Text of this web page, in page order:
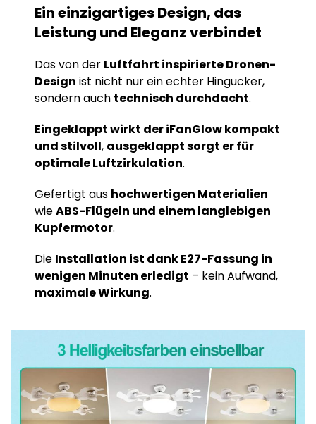
Ein einzigartiges Design, das
Leistung und Eleganz verbindet
Das von der Luftfahrt inspirierte Dronen-
Design ist nicht nur ein echter Hingucker,
sondern auch technisch durchdacht.
Eingeklappt wirkt der iFanGlow kompakt
und stilvoll, ausgeklappt sorgt er für
optimale Luftzirkulation.
Gefertigt aus hochwertigen Materialien
wieABS-Flügeln und einem langlebigen
Kupfermotor.
Die Installation ist dank E27-Fassung in
wenigen Minuten erledigt – kein Aufwand,
maximale Wirkung.